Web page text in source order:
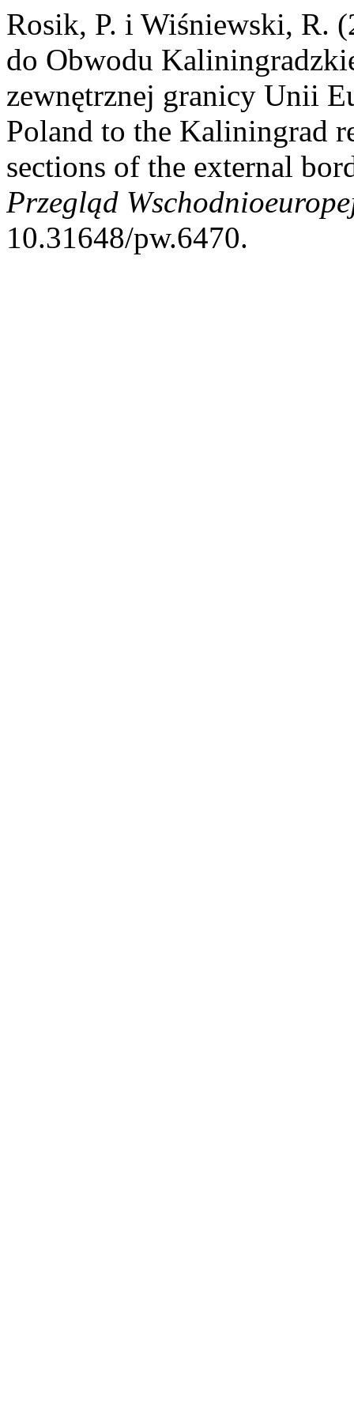
Rosik, P. i Wiśniewski, R.
do Obwodu
zewnętrznej granicy Unii
Poland to the Kaliningrad
sections of the external
Przegląd
10.31648/pw.6470.